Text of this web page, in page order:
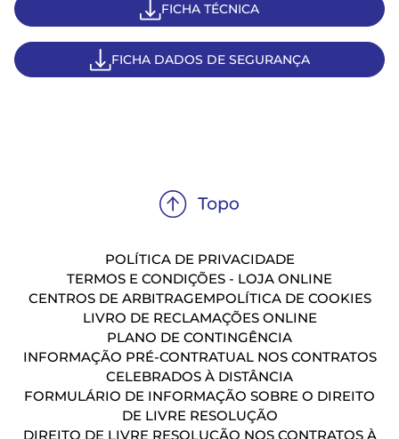
FICHA TÉCNICA
FICHA DADOS DE SEGURANÇA
POLÍTICA DE PRIVACIDADE
TERMOS E CONDIÇÕES - LOJA ONLINE
CENTROS DE ARBITRAGEMPOLÍTICA DE COOKIES
LIVRO DE RECLAMAÇÕES ONLINE
PLANO DE CONTINGÊNCIA
INFORMAÇÃO PRÉ-CONTRATUAL NOS CONTRATOS
CELEBRADOS À DISTÂNCIA
FORMULÁRIO DE INFORMAÇÃO SOBRE O DIREITO
DE LIVRE RESOLUÇÃO
DIREITO DE LIVRE RESOLUÇÃO NOS CONTRATOS À